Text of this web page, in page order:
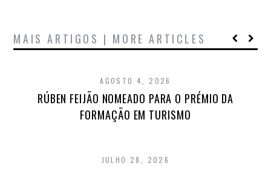
MAIS ARTIGOS | MORE ARTICLES
AGOSTO 4, 2026
RÚBEN FEIJÃO NOMEADO PARA O PRÉMIO DA
FORMAÇÃO EM TURISMO
JULHO 28, 2026